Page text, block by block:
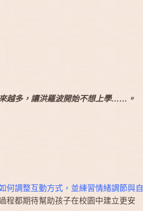
越多，讓洪羅波開始不想上學……。
何調整互動方式，並練習情緒調節與自
程都期待幫助孩子在校園中建立更安